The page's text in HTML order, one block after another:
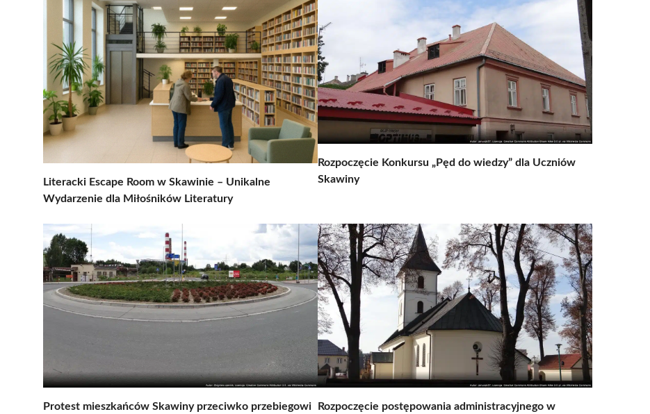
Literacki Escape Room w Skawinie – Unikalne
Wydarzenie dla Miłośników Literatury
Rozpoczęcie Konkursu „Pęd do wiedzy” dla Uczniów
Skawiny
Protest mieszkańców Skawiny przeciwko przebiegowi
Rozpoczęcie postępowania administracyjnego w